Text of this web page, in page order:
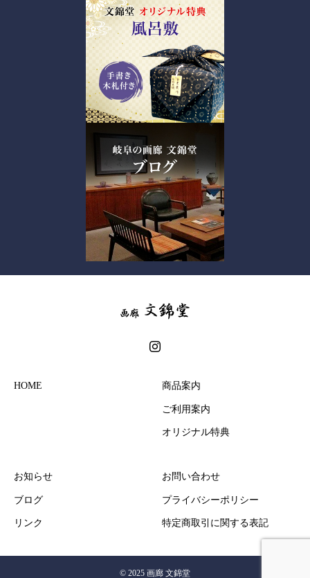
HOME 商品案内
ご利用案内
オリジナル特典
お知らせ
ブログ
リンク
お問い合わせ
プライバシーポリシー
特定商取引に関する表記
© 2025 画廊 文錦堂